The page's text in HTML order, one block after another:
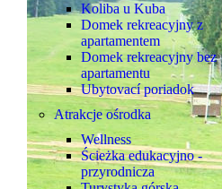
Koliba u Kuba
Domek rekreacyjny z
apartamentem
Domek rekreacyjny bez
apartamentu
Ubytovací poriadok
Atrakcje ośrodka
Wellness
Ścieżka edukacyjno -
przyrodnicza